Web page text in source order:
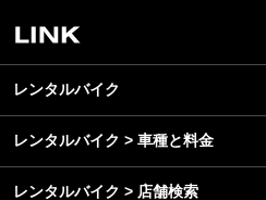
レンタルバイク
レンタルバイク
レンタルバイク > 車種と料金
レンタルバイク > 店舗検索